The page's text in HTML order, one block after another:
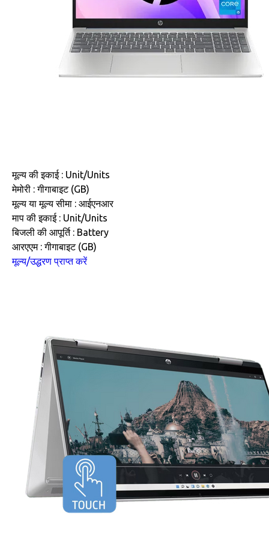
मूल्य की इकाई : Unit/Units
मेमोरी : गीगाबाइट (GB)
मूल्य या मूल्य सीमा : आईएनआर
माप की इकाई : Unit/Units
बिजली की आपूर्ति : Battery
आरएएम : गीगाबाइट (GB)
मूल्य/उद्धरण प्राप्त करें